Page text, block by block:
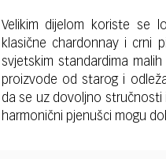
Velikim dijelom koriste se
klasične chardonnay i crni
svjetskim standardima
proizvode od starog i
da se uz dovoljno stručnosti
harmonični pjenušci mogu